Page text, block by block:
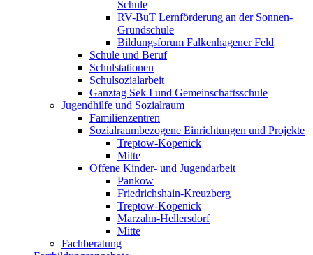
Schule
RV-BuT Lernförderung an der Sonnen-
Grundschule
Bildungsforum Falkenhagener Feld
Schule und Beruf
Schulstationen
Schulsozialarbeit
Ganztag Sek I und Gemeinschaftsschule
Jugendhilfe und Sozialraum
Familienzentren
Sozialraumbezogene Einrichtungen und Projekte
Treptow-Köpenick
Mitte
Offene Kinder- und Jugendarbeit
Pankow
Friedrichshain-Kreuzberg
Treptow-Köpenick
Marzahn-Hellersdorf
Mitte
Fachberatung